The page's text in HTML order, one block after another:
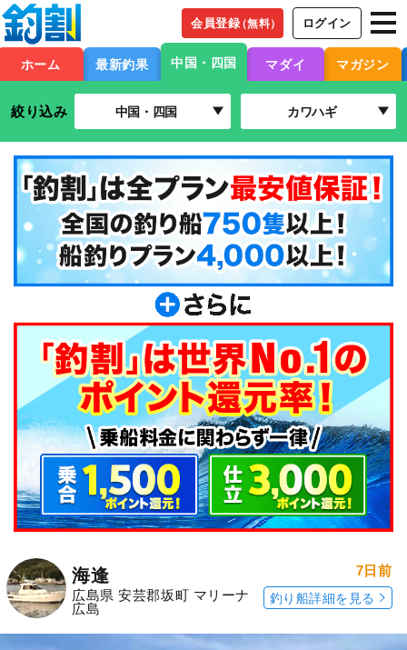
会員登録（無料） ログイン
ホーム 最新釣果 中国・四国 マダイ マガジン
絞り込み 中国・四国 カワハギ
海逢
広島県 安芸郡坂町 マリーナ
広島
7日前
釣り船詳細を見る